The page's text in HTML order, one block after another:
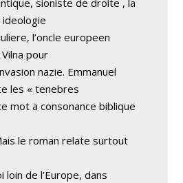
sioniste de droite , la
ideologie
l’oncle europeen
pour
nazie. Emmanuel
les « tenebres
mot a consonance biblique
le roman relate surtout
de l’Europe, dans